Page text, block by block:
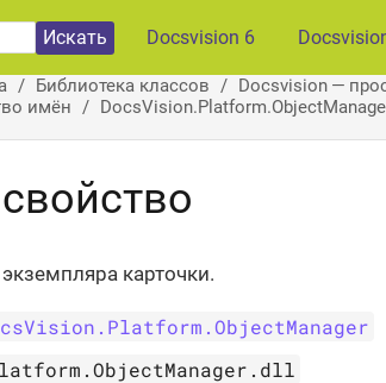
Искать Docsvision 6
Библиотека классов
Docsvision —
имён
карточки.